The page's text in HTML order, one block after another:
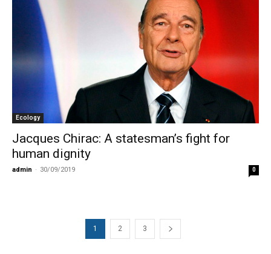
Ecology
Jacques Chirac: A statesman’s fight for
human dignity
admin - 30/09/2019 0
1 2 3